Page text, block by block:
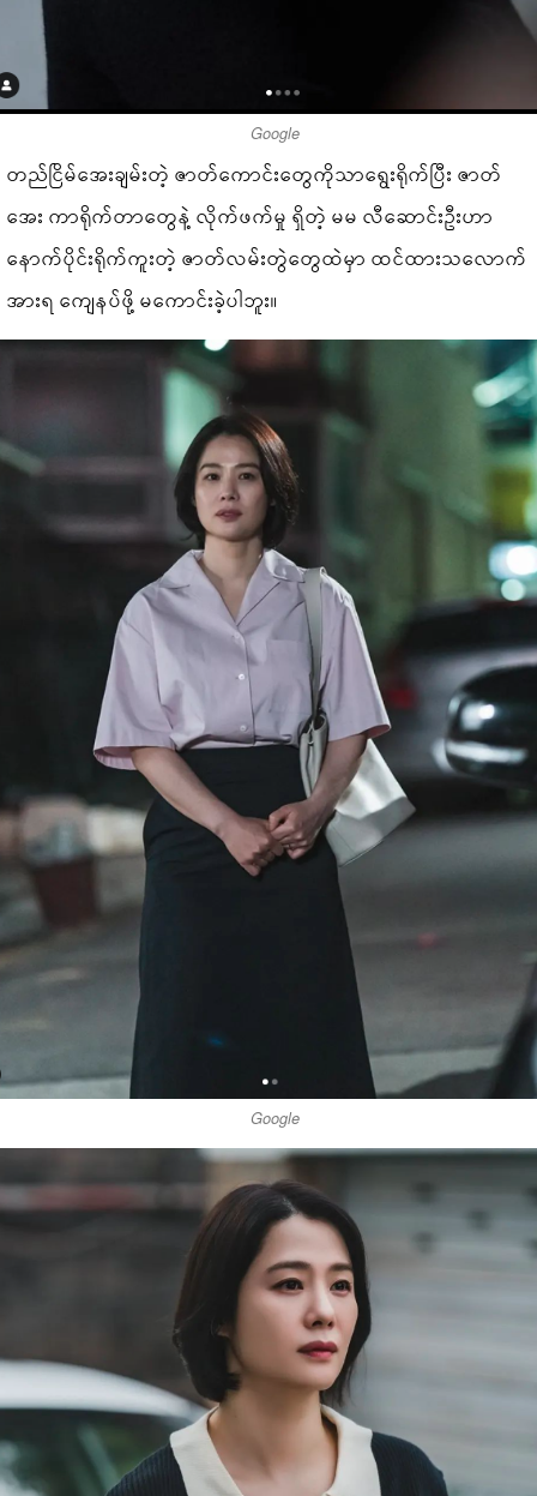
Google
တည်ငြိမ်အေးချမ်းတဲ့ ဇာတ်ကောင်းတွေကိုသာရွေးရိုက်ပြီး ဇာတ်
အေး ကာရိုက်တာတွေနဲ့ လိုက်ဖက်မှု ရှိတဲ့ မမ လီဆောင်းဦးဟာ
နောက်ပိုင်းရိုက်ကူးတဲ့ ဇာတ်လမ်းတွဲတွေထဲမှာ ထင်ထားသလောက်
အားရ ကျေနပ်ဖို့ မကောင်းခဲ့ပါဘူး။
Google